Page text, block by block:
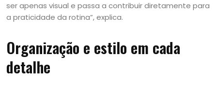
ser apenas visual e passa a contribuir diretamente para
a praticidade da rotina”, explica.
Organização e estilo em cada
detalhe